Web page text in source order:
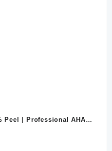
Peel | Professional AHA
Skin Exfoliation